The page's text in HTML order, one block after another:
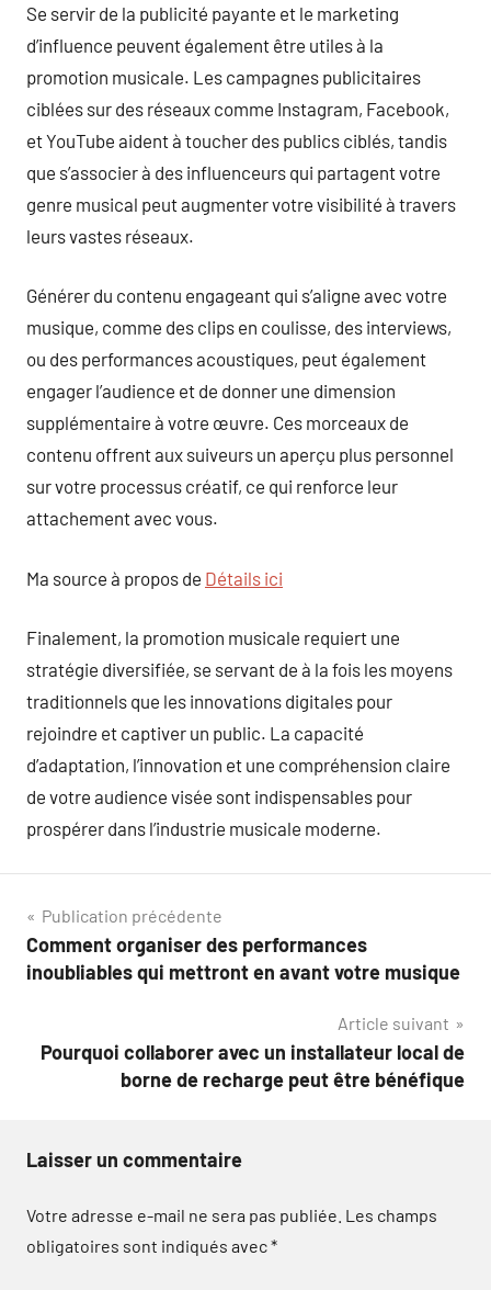
Se servir de la publicité payante et le marketing
d’influence peuvent également être utiles à la
promotion musicale. Les campagnes publicitaires
ciblées sur des réseaux comme Instagram, Facebook,
et YouTube aident à toucher des publics ciblés, tandis
que s’associer à des influenceurs qui partagent votre
genre musical peut augmenter votre visibilité à travers
leurs vastes réseaux.
Générer du contenu engageant qui s’aligne avec votre
musique, comme des clips en coulisse, des interviews,
ou des performances acoustiques, peut également
engager l’audience et de donner une dimension
supplémentaire à votre œuvre. Ces morceaux de
contenu offrent aux suiveurs un aperçu plus personnel
sur votre processus créatif, ce qui renforce leur
attachement avec vous.
Ma source à propos de Détails ici
Finalement, la promotion musicale requiert une
stratégie diversifiée, se servant de à la fois les moyens
traditionnels que les innovations digitales pour
rejoindre et captiver un public. La capacité
d’adaptation, l’innovation et une compréhension claire
de votre audience visée sont indispensables pour
prospérer dans l’industrie musicale moderne.
Navigation
de
Publication précédente
Comment organiser des performances
inoubliables qui mettront en avant votre musique
Article suivant
Pourquoi collaborer avec un installateur local de
borne de recharge peut être bénéfique
Laisser un commentaire
Votre adresse e-mail ne sera pas publiée. Les champs
obligatoires sont indiqués avec*